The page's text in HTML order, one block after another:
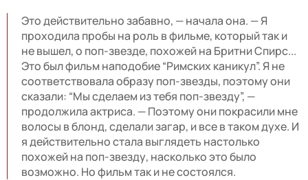
Это действительно забавно, — начала она. — Я
проходила пробы на роль в фильме, который так и
не вышел, о поп-звезде, похожей на Бритни Спирс...
Это был фильм наподобие “Римских каникул”. Я не
соответствовала образу поп-звезды, поэтому они
сказали: “Мы сделаем из тебя поп-звезду”, —
продолжила актриса. — Поэтому они покрасили мне
волосы в блонд, сделали загар, и все в таком духе. И
я действительно стала выглядеть настолько
похожей на поп-звезду, насколько это было
возможно. Но фильм так и не состоялся.